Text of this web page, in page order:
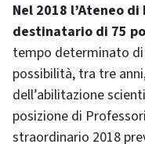
Nel 2018 l’Ateneo
destinatario di 75
tempo determinato di
possibilità, tra tre
dell’abilitazione
posizione di
straordinario 2018